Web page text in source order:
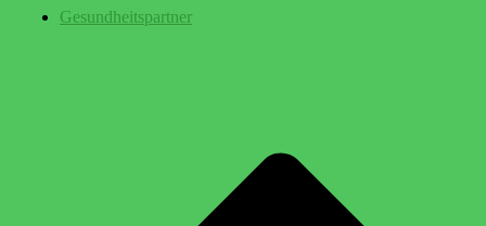
Gesundheitspartner